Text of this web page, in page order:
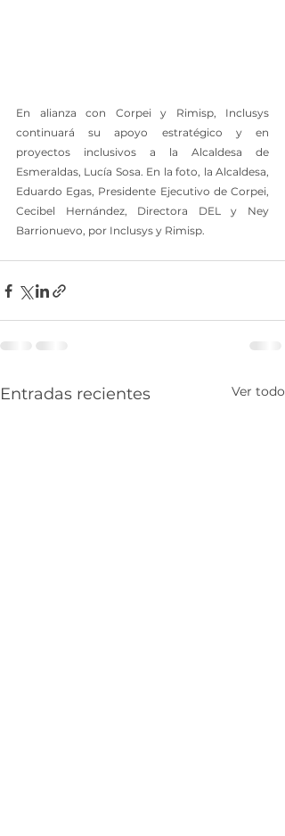
En alianza con Corpei y Rimisp, Inclusys
continuará su apoyo estratégico y en
proyectos inclusivos a la Alcaldesa de
Esmeraldas, Lucía Sosa. En la foto, la Alcaldesa,
Eduardo Egas, Presidente Ejecutivo de Corpei,
Cecibel Hernández, Directora DEL y Ney
Barrionuevo, por Inclusys y Rimisp.
Entradas recientes Ver todo